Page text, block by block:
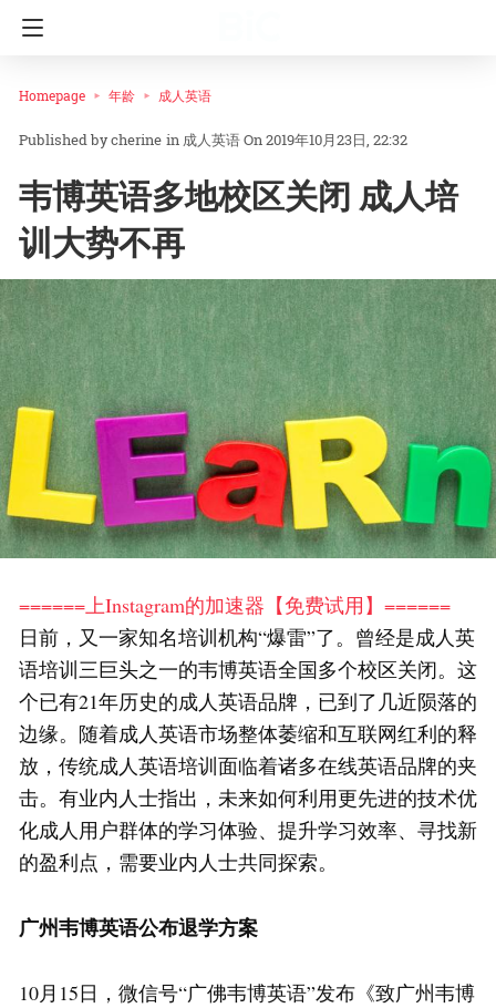
Homepage 年龄 成人英语
cherine in 成人英语On 2019年10月23日, 22:32
韦博英语多地校区关闭 成人培
训大势不再
======上Instagram的加速器【免费试用】======
日前，又一家知名培训机构“爆雷”了。曾经是成人英
语培训三巨头之一的韦博英语全国多个校区关闭。这
个已有21年历史的成人英语品牌，已到了几近陨落的
边缘。随着成人英语市场整体萎缩和互联网红利的释
放，传统成人英语培训面临着诸多在线英语品牌的夹
击。有业内人士指出，未来如何利用更先进的技术优
化成人用户群体的学习体验、提升学习效率、寻找新
的盈利点，需要业内人士共同探索。
广州韦博英语公布退学方案
10月15日，微信号“广佛韦博英语”发布《致广州韦博